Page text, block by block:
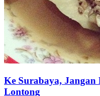
Ke Surabaya,
Lontong